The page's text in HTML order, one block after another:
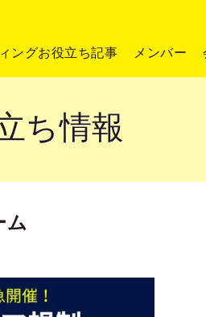
ングお役立ち記事 メンバー
ち情報
ム